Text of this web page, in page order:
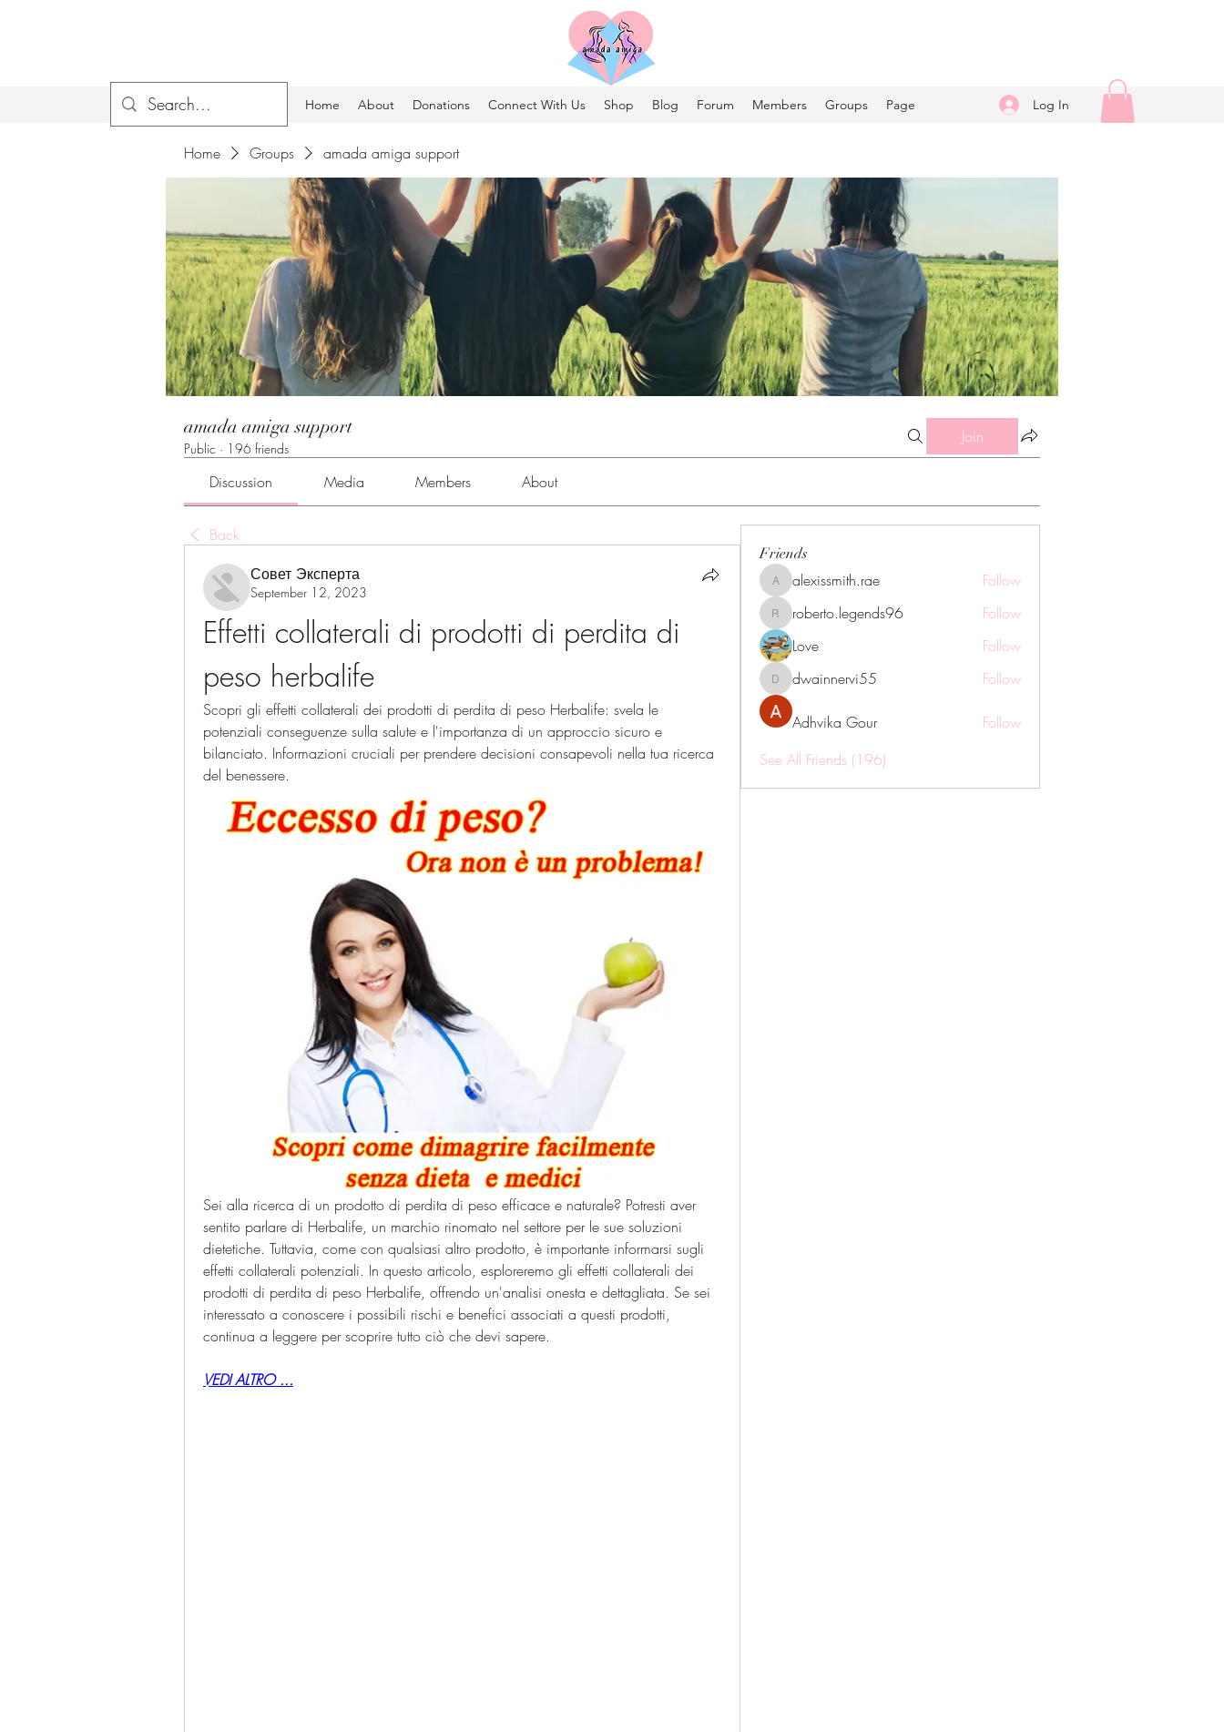
Home About Donations Connect With Us Shop Blog Forum Members Groups Page Log In
Home Groups amada amiga support
amada amiga support
Public · 196 friends
Join
Discussion Media Members About
Back
Совет Эксперта
September 12, 2023
Effetti collaterali di prodotti di perdita di
peso herbalife
Scopri gli effetti collaterali dei prodotti di perdita di peso Herbalife: svela le
potenziali conseguenze sulla salute e l'importanza di un approccio sicuro e
bilanciato. Informazioni cruciali per prendere decisioni consapevoli nella tua ricerca
del benessere.
Sei alla ricerca di un prodotto di perdita di peso efficace e naturale? Potresti aver
sentito parlare di Herbalife, un marchio rinomato nel settore per le sue soluzioni
dietetiche. Tuttavia, come con qualsiasi altro prodotto, è importante informarsi sugli
effetti collaterali potenziali. In questo articolo, esploreremo gli effetti collaterali dei
prodotti di perdita di peso Herbalife, offrendo un'analisi onesta e dettagliata. Se sei
interessato a conoscere i possibili rischi e benefici associati a questi prodotti,
continua a leggere per scoprire tutto ciò che devi sapere.
VEDI ALTRO ...
Friends
alexissmith.rae
alexissmith.rae Follow
roberto.legends96
roberto.legends96
Follow
Love
Follow
dwainnervi55
dwainnervi55 Follow
Adhvika Gour
Follow
See All Friends (196)